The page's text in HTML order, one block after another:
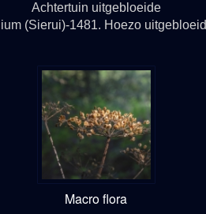
Achtertuin uitgebloeide
(Sierui)-1481. Hoezo uitgebloeid
Macro flora